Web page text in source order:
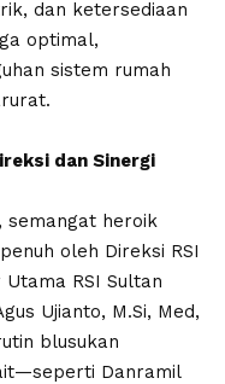
dan ketersediaan
optimal,
sistem rumah
dan Sinergi
semangat heroik
oleh Direksi RSI
RSI Sultan
Ujianto, M.Si, Med,
blusukan
Danramil